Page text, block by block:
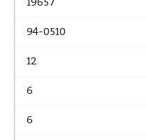
19657
94-0510
12
6
6